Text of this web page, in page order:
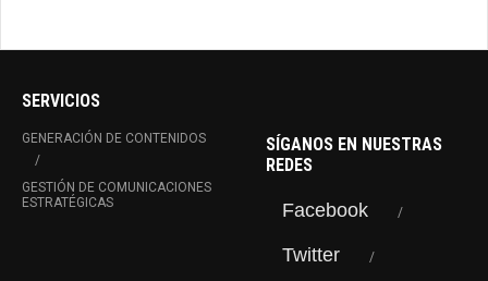
SERVICIOS
GENERACIÓN DE CONTENIDOS
GESTIÓN DE COMUNICACIONES
ESTRATÉGICAS
SÍGANOS EN NUESTRAS
REDES
Facebook
Twitter